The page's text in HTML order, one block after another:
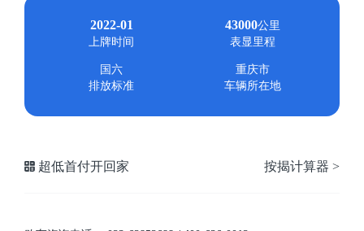
2022-01
上牌时间
43000公里
表显里程
国六
排放标准
重庆市
车辆所在地
超低首付开回家 按揭计算器 >